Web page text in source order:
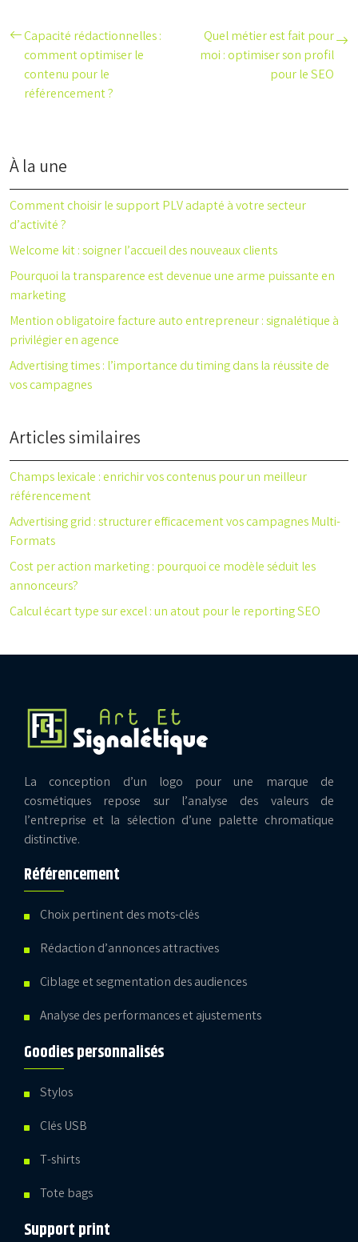
Capacité rédactionnelles :
comment optimiser le
contenu pour le
référencement ?
Quel métier est fait pour
moi : optimiser son profil
pour le SEO
À la une
Comment choisir le support PLV adapté à votre secteur
d’activité ?
Welcome kit : soigner l’accueil des nouveaux clients
Pourquoi la transparence est devenue une arme puissante en
marketing
Mention obligatoire facture auto entrepreneur : signalétique à
privilégier en agence
Advertising times : l’importance du timing dans la réussite de
vos campagnes
Articles similaires
Champs lexicale : enrichir vos contenus pour un meilleur
référencement
Advertising grid : structurer efficacement vos campagnes Multi-
Formats
Cost per action marketing : pourquoi ce modèle séduit les
annonceurs?
Calcul écart type sur excel : un atout pour le reporting SEO
La conception d’un logo pour une marque de
cosmétiques repose sur l’analyse des valeurs de
l’entreprise et la sélection d’une palette chromatique
distinctive.
Référencement
Choix pertinent des mots-clés
Rédaction d’annonces attractives
Ciblage et segmentation des audiences
Analyse des performances et ajustements
Goodies personnalisés
Stylos
Clés USB
T-shirts
Tote bags
Support print